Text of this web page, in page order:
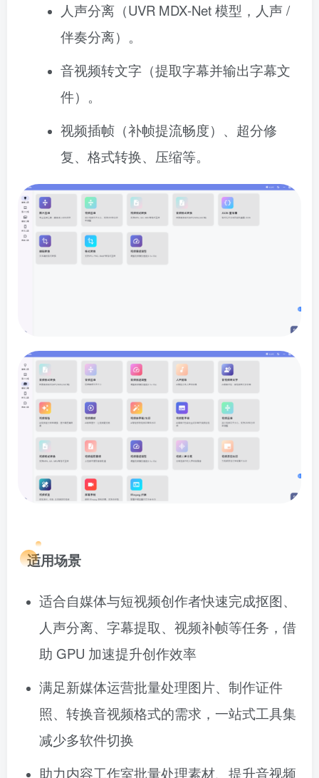
人声分离（UVR MDX‑Net 模型，人声 /
伴奏分离）。
音视频转文字（提取字幕并输出字幕文
件）。
视频插帧（补帧提流畅度）、超分修
复、格式转换、压缩等。
适用场景
适合自媒体与短视频创作者快速完成抠图、
人声分离、字幕提取、视频补帧等任务，借
助 GPU 加速提升创作效率
满足新媒体运营批量处理图片、制作证件
照、转换音视频格式的需求，一站式工具集
减少多软件切换
助力内容工作室批量处理素材、提升音视频